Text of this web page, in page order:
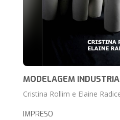
MODELAGEM
Cristina Rollim e Elaine
IMPRESO